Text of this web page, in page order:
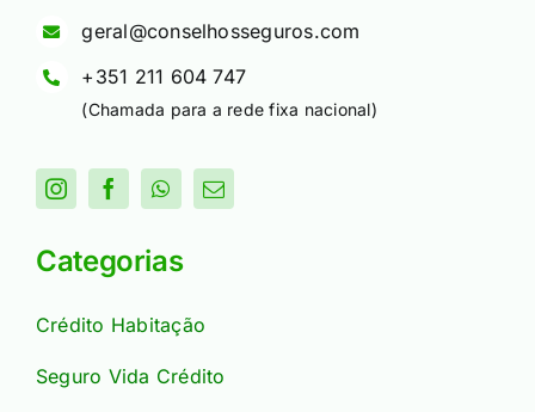
geral@conselhosseguros.com
+351 211 604 747
(Chamada para a rede fixa nacional)
Categorias
Crédito Habitação
Seguro Vida Crédito